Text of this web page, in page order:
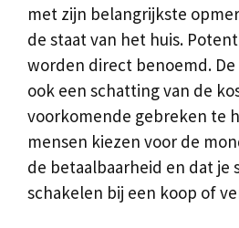
met zijn belangrijkste
de staat van het huis.
worden direct benoemd.
ook een schatting van de
voorkomende gebreken te
mensen kiezen voor de
de betaalbaarheid en dat je
schakelen bij een koop of